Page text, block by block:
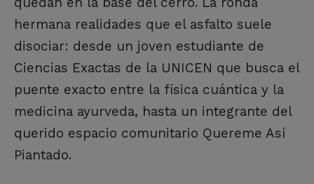
hermana realidades que el asfalto suele
disociar: desde un joven estudiante de
Ciencias Exactas de la UNICEN que busca el
puente exacto entre la física cuántica y la
medicina ayurveda, hasta un integrante del
querido espacio comunitario Quereme Así
Piantado.